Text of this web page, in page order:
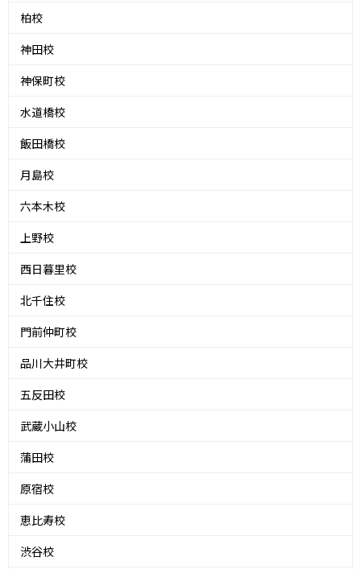
柏校
神田校
神保町校
水道橋校
飯田橋校
月島校
六本木校
上野校
西日暮里校
北千住校
門前仲町校
品川大井町校
五反田校
武蔵小山校
蒲田校
原宿校
恵比寿校
渋谷校